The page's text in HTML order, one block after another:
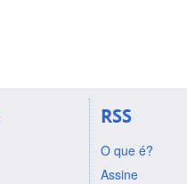
RSS
O que é?
Assine